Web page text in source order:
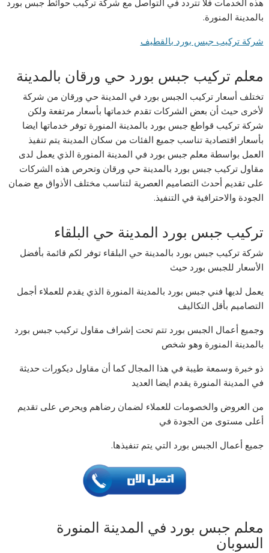
بالمدينة المنورة.
شركة تركيب جبس بورد بالقطيف
معلم تركيب جبس بورد حي ورقان بالمدينة
تختلف أسعار تركيب الجبس بورد في المدينة حي ورقان من شركة
لأخرى حيث أن بعض الشركات تقدم خدماتها بأسعار مرتفعة ولكن
شركة تركيب قواطع جبس بورد بالمدينة المنورة توفر خدماتها ايضا
بأسعار اقتصادية تناسب جميع الفئات من سكان المدينة يتم تنفيذ
العمل بواسطة معلم جبس بورد في المدينة المنورة الذي يعمل لدى
مقاول تركيب جبس بورد بالمدينة حي ورقان وتحرص هذه الشركات
على تقديم أحدث التصاميم العصرية لتناسب مختلف الأذواق مع ضمان
الجودة والاحترافية في التنفيذ.
تركيب جبس بورد المدينة حي البلقاء
شركة تركيب جبس بورد بالمدينة حي البلقاء توفر لكم قائمة بأفضل
الأسعار للجبس بورد حيث
يعمل لديها فني جبس بورد بالمدينة المنورة الذي يقدم للعملاء أجمل
التصاميم بأقل التكاليف
وجميع أعمال الجبس بورد تتم تحت إشراف مقاول تركيب جبس بورد
بالمدينة المنورة وهو شخص
ذو خبرة وسمعة طيبة في هذا المجال كما أن مقاول ديكورات حديثة
في المدينة المنورة يقدم ايضا العديد
من العروض والخصومات للعملاء لضمان رضاهم ويحرص على تقديم
أعلى مستوى من الجودة في
جميع أعمال الجبس بورد التي يتم تنفيذها.
معلم جبس بورد في المدينة المنورة
السوبان